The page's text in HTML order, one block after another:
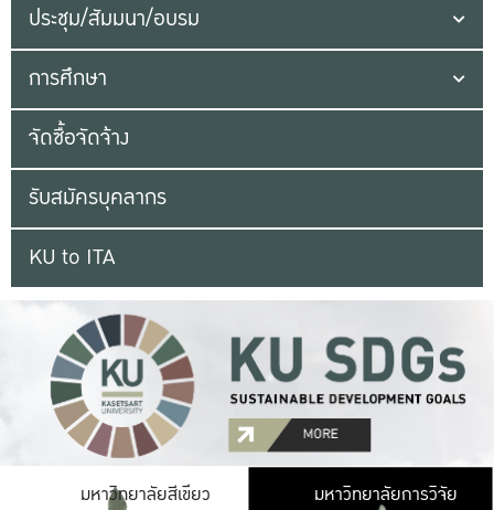
ประชุม/สัมมนา/อบรม
การศึกษา
จัดซื้อจัดจ้าง
รับสมัครบุคลากร
KU to ITA
มหาวิทยาลัยสีเขียว มหาวิ
มหาวิทยาลัยการวิจัย